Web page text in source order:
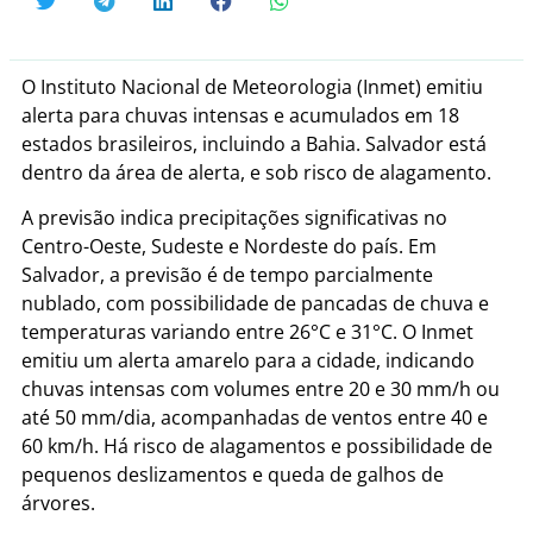
O Instituto Nacional de Meteorologia (Inmet) emitiu
alerta para chuvas intensas e acumulados em 18
estados brasileiros, incluindo a Bahia. Salvador está
dentro da área de alerta, e sob risco de alagamento.
A previsão indica precipitações significativas no
Centro-Oeste, Sudeste e Nordeste do país. Em
Salvador, a previsão é de tempo parcialmente
nublado, com possibilidade de pancadas de chuva e
temperaturas variando entre 26°C e 31°C. O Inmet
emitiu um alerta amarelo para a cidade, indicando
chuvas intensas com volumes entre 20 e 30 mm/h ou
até 50 mm/dia, acompanhadas de ventos entre 40 e
60 km/h. Há risco de alagamentos e possibilidade de
pequenos deslizamentos e queda de galhos de
árvores.